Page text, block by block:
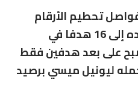
تحطيم الأرقام
القياسية بعدما رفع رصيده إلى 16 هدفا في
على بعد هدفين فقط
ليونيل ميسي برصيد